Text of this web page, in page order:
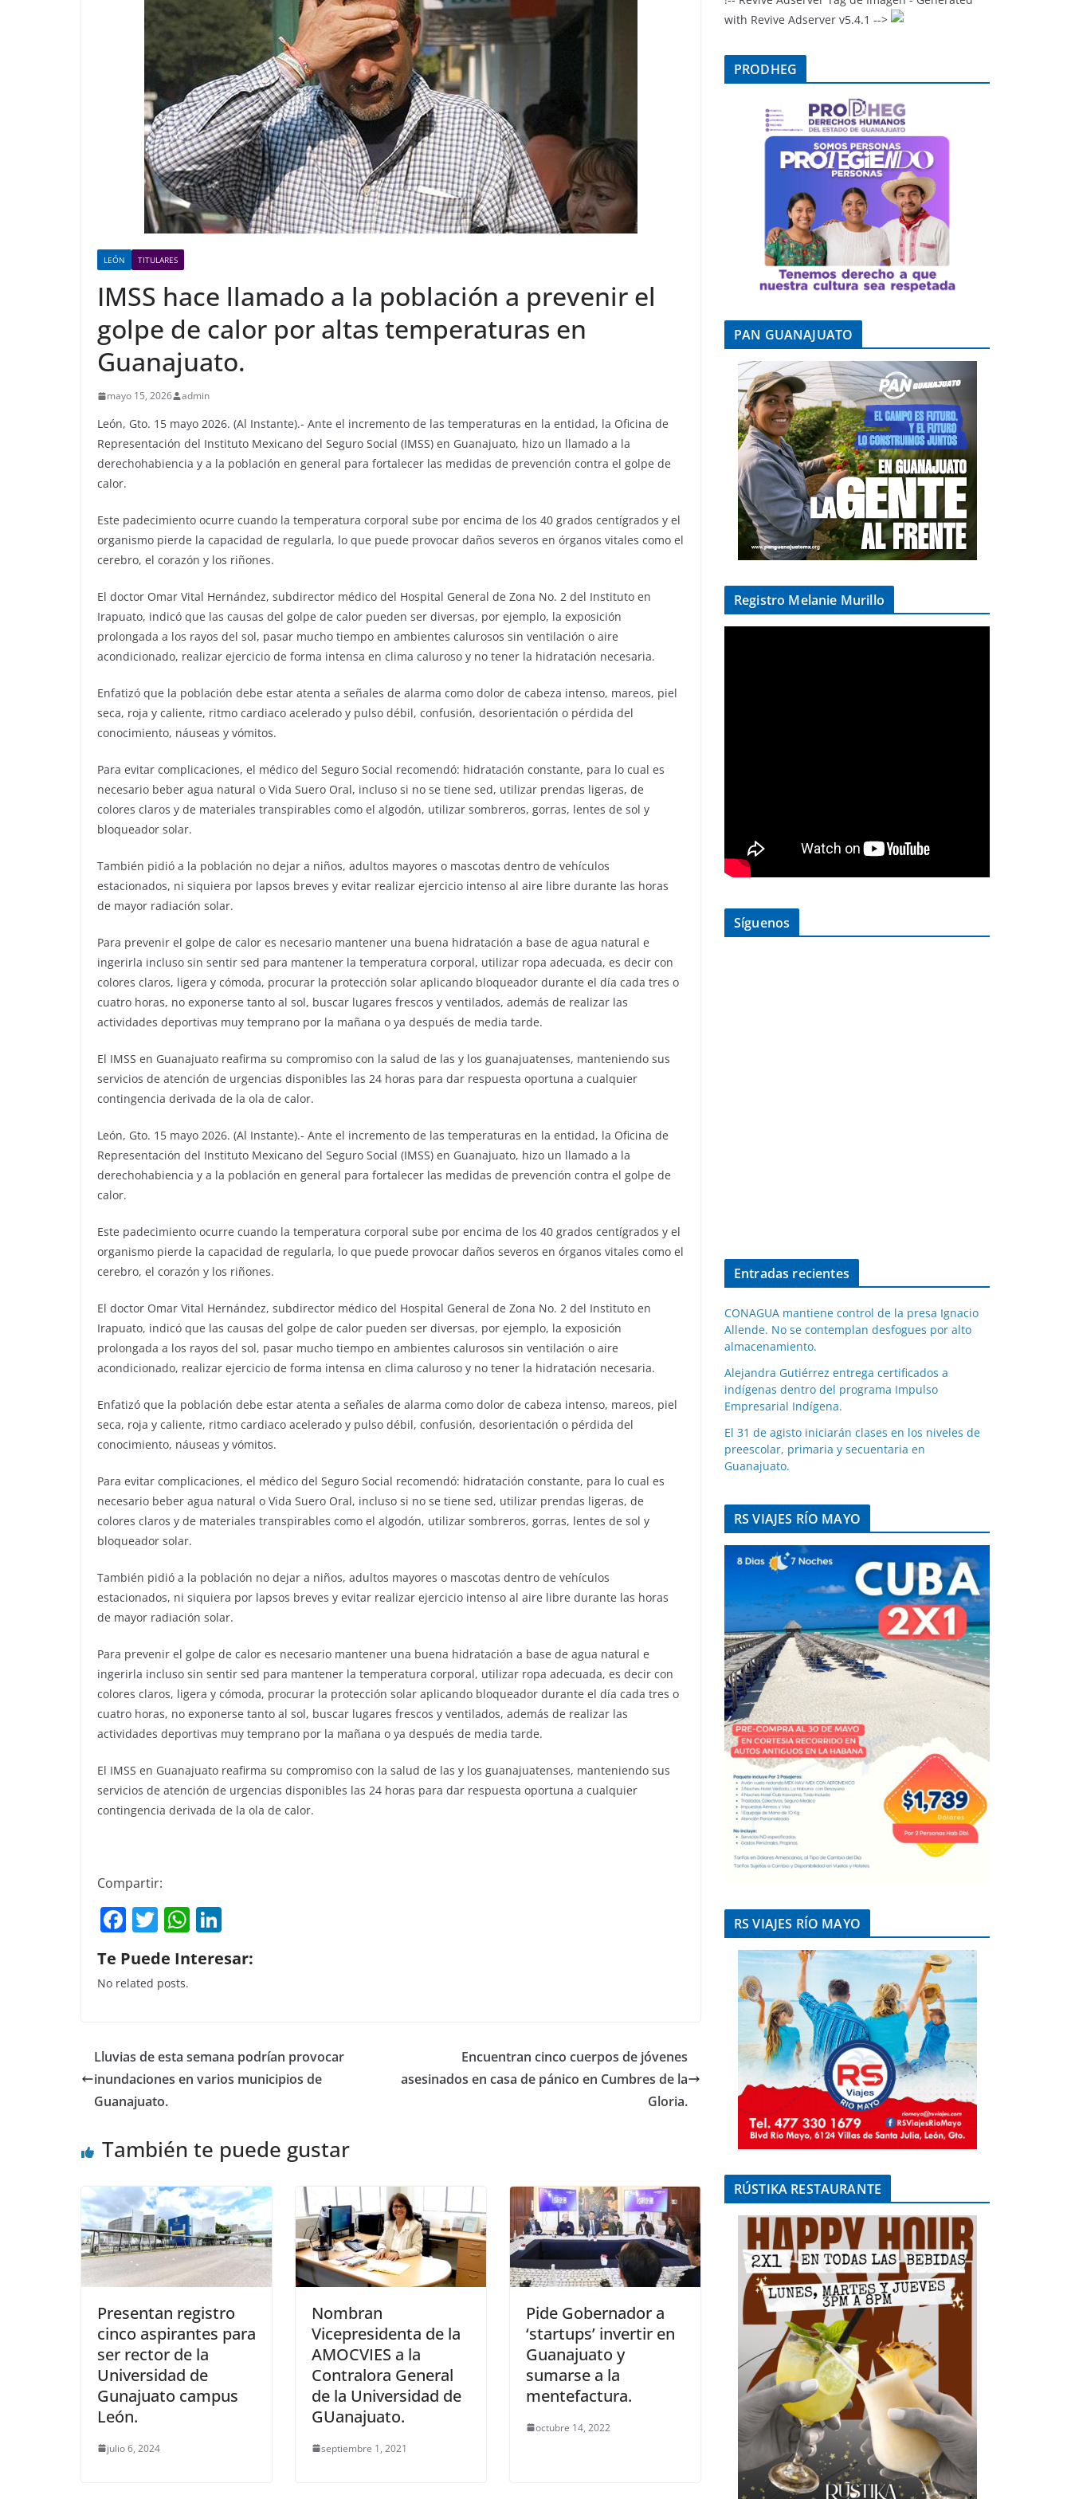
LEÓN TITULARES
IMSS hace llamado a la población a prevenir el
golpe de calor por altas temperaturas en
Guanajuato.
mayo 15, 2026 admin
León, Gto. 15 mayo 2026. (Al Instante).- Ante el incremento de las temperaturas en la entidad, la Oficina de
Representación del Instituto Mexicano del Seguro Social (IMSS) en Guanajuato, hizo un llamado a la
derechohabiencia y a la población en general para fortalecer las medidas de prevención contra el golpe de
calor.
Este padecimiento ocurre cuando la temperatura corporal sube por encima de los 40 grados centígrados y el
organismo pierde la capacidad de regularla, lo que puede provocar daños severos en órganos vitales como el
cerebro, el corazón y los riñones.
El doctor Omar Vital Hernández, subdirector médico del Hospital General de Zona No. 2 del Instituto en
Irapuato, indicó que las causas del golpe de calor pueden ser diversas, por ejemplo, la exposición
prolongada a los rayos del sol, pasar mucho tiempo en ambientes calurosos sin ventilación o aire
acondicionado, realizar ejercicio de forma intensa en clima caluroso y no tener la hidratación necesaria.
Enfatizó que la población debe estar atenta a señales de alarma como dolor de cabeza intenso, mareos, piel
seca, roja y caliente, ritmo cardiaco acelerado y pulso débil, confusión, desorientación o pérdida del
conocimiento, náuseas y vómitos.
Para evitar complicaciones, el médico del Seguro Social recomendó: hidratación constante, para lo cual es
necesario beber agua natural o Vida Suero Oral, incluso si no se tiene sed, utilizar prendas ligeras, de
colores claros y de materiales transpirables como el algodón, utilizar sombreros, gorras, lentes de sol y
bloqueador solar.
También pidió a la población no dejar a niños, adultos mayores o mascotas dentro de vehículos
estacionados, ni siquiera por lapsos breves y evitar realizar ejercicio intenso al aire libre durante las horas
de mayor radiación solar.
Para prevenir el golpe de calor es necesario mantener una buena hidratación a base de agua natural e
ingerirla incluso sin sentir sed para mantener la temperatura corporal, utilizar ropa adecuada, es decir con
colores claros, ligera y cómoda, procurar la protección solar aplicando bloqueador durante el día cada tres o
cuatro horas, no exponerse tanto al sol, buscar lugares frescos y ventilados, además de realizar las
actividades deportivas muy temprano por la mañana o ya después de media tarde.
El IMSS en Guanajuato reafirma su compromiso con la salud de las y los guanajuatenses, manteniendo sus
servicios de atención de urgencias disponibles las 24 horas para dar respuesta oportuna a cualquier
contingencia derivada de la ola de calor.
León, Gto. 15 mayo 2026. (Al Instante).- Ante el incremento de las temperaturas en la entidad, la Oficina de
Representación del Instituto Mexicano del Seguro Social (IMSS) en Guanajuato, hizo un llamado a la
derechohabiencia y a la población en general para fortalecer las medidas de prevención contra el golpe de
calor.
Este padecimiento ocurre cuando la temperatura corporal sube por encima de los 40 grados centígrados y el
organismo pierde la capacidad de regularla, lo que puede provocar daños severos en órganos vitales como el
cerebro, el corazón y los riñones.
El doctor Omar Vital Hernández, subdirector médico del Hospital General de Zona No. 2 del Instituto en
Irapuato, indicó que las causas del golpe de calor pueden ser diversas, por ejemplo, la exposición
prolongada a los rayos del sol, pasar mucho tiempo en ambientes calurosos sin ventilación o aire
acondicionado, realizar ejercicio de forma intensa en clima caluroso y no tener la hidratación necesaria.
Enfatizó que la población debe estar atenta a señales de alarma como dolor de cabeza intenso, mareos, piel
seca, roja y caliente, ritmo cardiaco acelerado y pulso débil, confusión, desorientación o pérdida del
conocimiento, náuseas y vómitos.
Para evitar complicaciones, el médico del Seguro Social recomendó: hidratación constante, para lo cual es
necesario beber agua natural o Vida Suero Oral, incluso si no se tiene sed, utilizar prendas ligeras, de
colores claros y de materiales transpirables como el algodón, utilizar sombreros, gorras, lentes de sol y
bloqueador solar.
También pidió a la población no dejar a niños, adultos mayores o mascotas dentro de vehículos
estacionados, ni siquiera por lapsos breves y evitar realizar ejercicio intenso al aire libre durante las horas
de mayor radiación solar.
Para prevenir el golpe de calor es necesario mantener una buena hidratación a base de agua natural e
ingerirla incluso sin sentir sed para mantener la temperatura corporal, utilizar ropa adecuada, es decir con
colores claros, ligera y cómoda, procurar la protección solar aplicando bloqueador durante el día cada tres o
cuatro horas, no exponerse tanto al sol, buscar lugares frescos y ventilados, además de realizar las
actividades deportivas muy temprano por la mañana o ya después de media tarde.
El IMSS en Guanajuato reafirma su compromiso con la salud de las y los guanajuatenses, manteniendo sus
servicios de atención de urgencias disponibles las 24 horas para dar respuesta oportuna a cualquier
contingencia derivada de la ola de calor.
Compartir:
F
a
c
e
o
o
k
T
w
itt
er
W
h
at
p
p
k
n
Te Puede Interesar:
No related posts.
Lluvias de esta semana podrían provocar
inundaciones en varios municipios de
Guanajuato.
Encuentran cinco cuerpos de jóvenes
asesinados en casa de pánico en Cumbres de la
Gloria.
También te puede gustar
Presentan registro
cinco aspirantes para
ser rector de la
Universidad de
Gunajuato campus
León.
julio 6, 2024
Nombran
Vicepresidenta de la
AMOCVIES a la
Contralora General
de la Universidad de
GUanajuato.
septiembre 1, 2021
Pide Gobernador a
‘startups’ invertir en
Guanajuato y
sumarse a la
mentefactura.
octubre 14, 2022
with Revive Adserver v5.4.1 -->
PRODHEG
PAN GUANAJUATO
Registro Melanie Murillo
Síguenos
Entradas recientes
CONAGUA mantiene control de la presa Ignacio
Allende. No se contemplan desfogues por alto
almacenamiento.
Alejandra Gutiérrez entrega certificados a
indígenas dentro del programa Impulso
Empresarial Indígena.
El 31 de agisto iniciarán clases en los niveles de
preescolar, primaria y secuentaria en
Guanajuato.
RS VIAJES RÍO MAYO
RS VIAJES RÍO MAYO
RÚSTIKA RESTAURANTE